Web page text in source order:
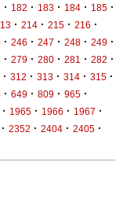
· 182 · 183 · 184 · 185 ·
· 214 · 215 · 216 ·
· 246 · 247 · 248 · 249 ·
· 279 · 280 · 281 · 282 ·
· 312 · 313 · 314 · 315 ·
· 649 · 809 · 965 ·
· 1965 · 1966 · 1967 ·
· 2352 · 2404 · 2405 ·